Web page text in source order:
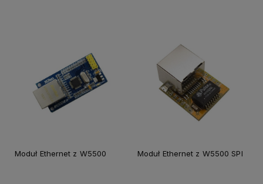
Moduł Ethernet z W5500 Moduł Ethernet z W5500 SPI